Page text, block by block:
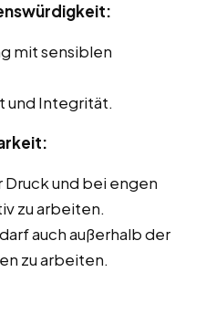
mit sensiblen
und Integrität.
Druck und bei engen
zu arbeiten.
auch außerhalb der
zu arbeiten.